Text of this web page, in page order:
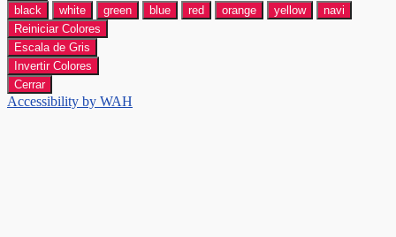
black white green blue red orange yellow
navi
Reiniciar Colores
Escala de Gris
Invertir Colores
Cerrar
Accessibility by WAH